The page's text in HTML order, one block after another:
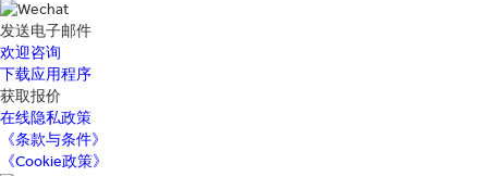
发送电子邮件
欢迎咨询
下载应用程序
获取报价
在线隐私政策
《条款与条件》
《Cookie政策》